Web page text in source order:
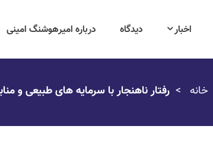
اخبار دیدگاه درباره امیرهوشنگ امینی
خانه رفتار ناهنجار با سرمایه های طبیعی و